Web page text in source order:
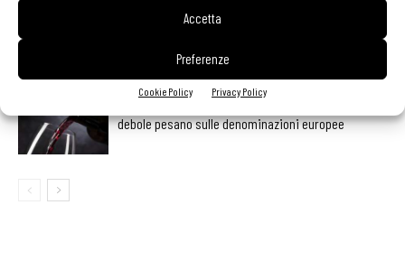
Accetta
Preferenze
Cookie Policy Privacy Policy
Aperti per ferie. Buoni indirizzi da Nord a Sud per
Export del vino in frenata: dazi Usa e domanda
debole pesano sulle denominazioni europee